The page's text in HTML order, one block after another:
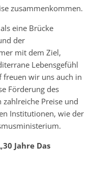
zusammenkommen.
eine Brücke
der
mit dem Ziel,
Lebensgefühl
freuen wir uns auch in
Förderung des
Preise und
Institutionen, wie der
Jahre Das